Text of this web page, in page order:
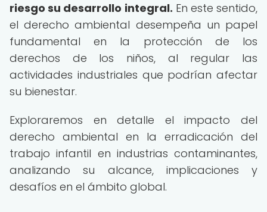
riesgo su desarrollo integral. En este sentido,
el derecho ambiental desempeña un papel
fundamental en la protección de los
derechos de los niños, al regular las
actividades industriales que podrían afectar
su bienestar.
Exploraremos en detalle el impacto del
derecho ambiental en la erradicación del
trabajo infantil en industrias contaminantes,
analizando su alcance, implicaciones y
desafíos en el ámbito global.